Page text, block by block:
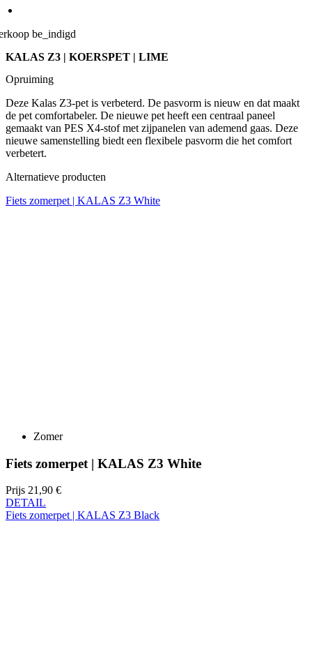
be_indigd
KALAS Z3 | KOERSPET | LIME
Opruiming
Deze Kalas Z3-pet is verbeterd. De pasvorm is nieuw en dat maakt
de pet comfortabeler. De nieuwe pet heeft een centraal paneel
gemaakt van PES X4-stof met zijpanelen van ademend gaas. Deze
nieuwe samenstelling biedt een flexibele pasvorm die het comfort
verbetert.
Alternatieve producten
Fiets zomerpet | KALAS Z3 White
Zomer
Fiets zomerpet | KALAS Z3 White
Prijs 21,90 €
DETAIL
Fiets zomerpet | KALAS Z3 Black